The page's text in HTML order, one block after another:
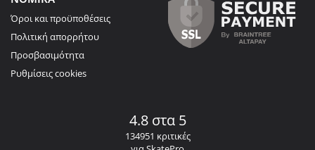
Όροι και προϋποθέσεις
Πολιτική απορρήτου
Προσβασιμότητα
Ρυθμίσεις cookies
4.8 στα 5
134951 κριτικές